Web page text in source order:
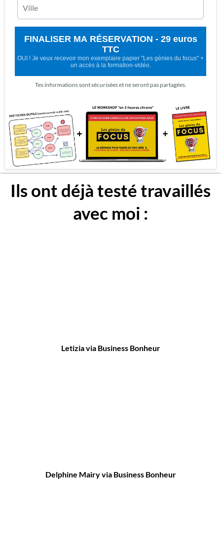
FINALISER MA RÉSERVATION - 29 euros
TTC
OUI ! Je veux recevoir mon exemplaire papier "Les génies du focus" +
un accès à la formation-vidéo.
Tes informations sont sécurisées et ne seront pas partagées.
Ils ont déjà testé travaillés
avec moi :
Letizia via Business Bonheur
Delphine Mairy via Business Bonheur